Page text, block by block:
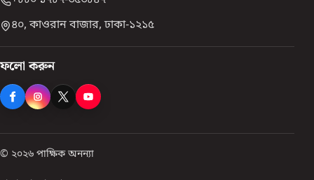
৪০, কাওরান বাজার, ঢাকা-১২১৫
ফলো করুন
© ২০২৬ পাক্ষিক অনন্যা